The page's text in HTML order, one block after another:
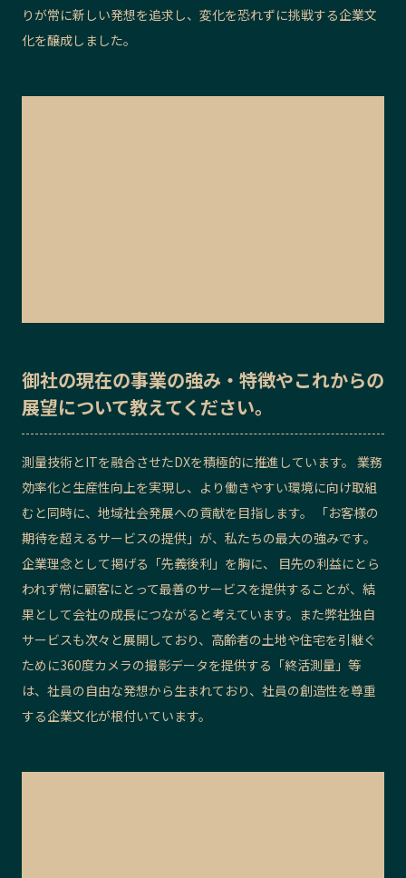
りが常に新しい発想を追求し、変化を恐れずに挑戦する企業文
化を醸成しました。
御社の現在の事業の強み・特徴やこれからの
展望について教えてください。
測量技術とITを融合させたDXを積極的に推進しています。 業務
効率化と生産性向上を実現し、より働きやすい環境に向け取組
むと同時に、地域社会発展への貢献を目指します。 「お客様の
期待を超えるサービスの提供」が、私たちの最大の強みです。
企業理念として掲げる「先義後利」を胸に、 目先の利益にとら
われず常に顧客にとって最善のサービスを提供することが、結
果として会社の成長につながると考えています。また弊社独自
サービスも次々と展開しており、高齢者の土地や住宅を引継ぐ
ために360度カメラの撮影データを提供する「終活測量」等
は、社員の自由な発想から生まれており、社員の創造性を尊重
する企業文化が根付いています。